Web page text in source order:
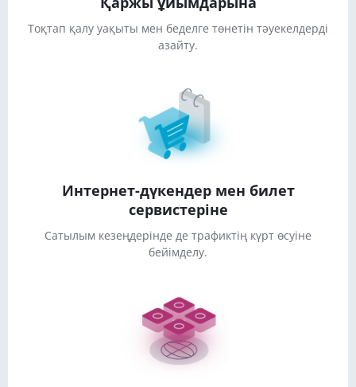
Тоқтап қалу уақыты мен беделге төнетін тәуекелдерді
азайту.
Интернет-дүкендер мен билет
сервистеріне
Сатылым кезеңдерінде де трафиктің күрт өсуіне
бейімделу.